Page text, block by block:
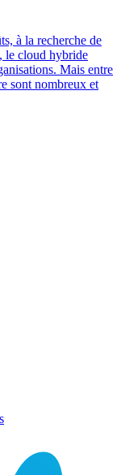
à la recherche de
le cloud hybride
Mais entre
sont nombreux et